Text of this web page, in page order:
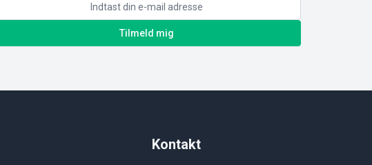
Tilmeld mig
Kontakt